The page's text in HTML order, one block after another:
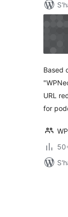
Based
URL
for